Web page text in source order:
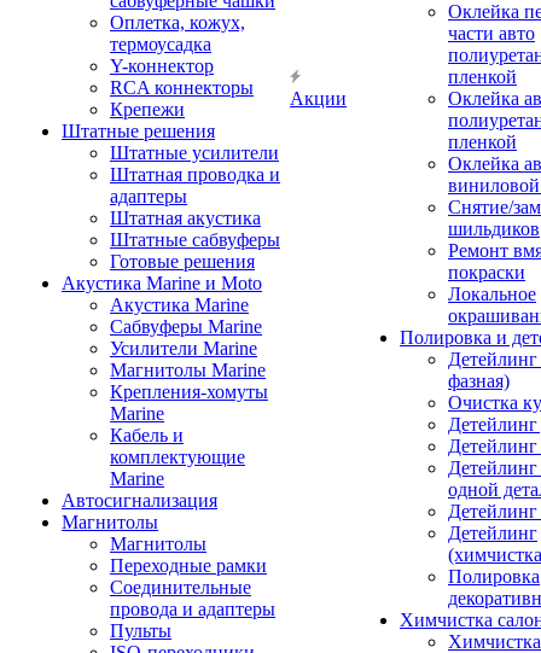
Оплетка, кожух,
термоусадка
Y-коннектор
RCA коннекторы
Крепежи
Штатные решения
Штатные усилители
Штатная проводка и
адаптеры
Штатная акустика
Штатные сабвуферы
Готовые решения
Акустика Marine и Moto
Акустика Marine
Сабвуферы Marine
Усилители Marine
Магнитолы Marine
Крепления-хомуты
Marine
Кабель и
комплектующие
Marine
Автосигнализация
Магнитолы
Магнитолы
Переходные рамки
Соединительные
провода и адаптеры
Пульты
Акции
Оклейка
части авто
пленкой
Оклейка
пленкой
Оклейка
Снятие/
шильдиков
Ремонт
покраски
Локальное
Полировка и
фазная)
Очистка
Детейлинг
одной
Детейлинг
Полировка
Химчистка